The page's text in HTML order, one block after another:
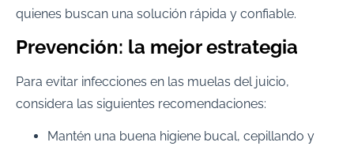
quienes buscan una solución rápida y confiable.
Prevención: la mejor estrategia
Para evitar infecciones en las muelas del juicio,
considera las siguientes recomendaciones:
Mantén una buena higiene bucal, cepillando y